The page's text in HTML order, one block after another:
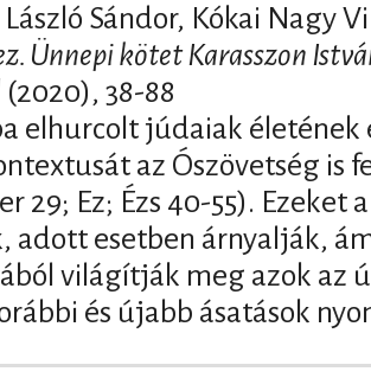
László Sándor, Kókai Nagy
Ünnepi kötet Karasszon
(2020), 38-88
elhurcolt júdaiak
az Ószövetség is
29; Ez; Ézs 40-55). Ezeket
adott esetben árnyalják,
világítják meg azok az
és újabb ásatások